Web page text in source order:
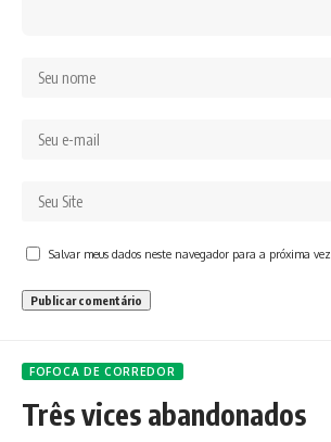
Salvar meus dados neste navegador para a próxima
FOFOCA DE CORREDOR
Três vices abandonados